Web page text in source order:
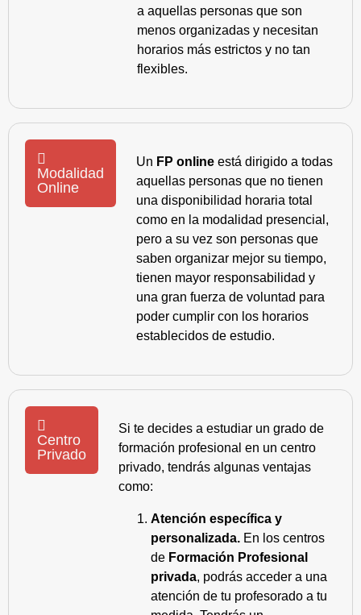
a aquellas personas que son
menos organizadas y necesitan
horarios más estrictos y no tan
flexibles.
Modalidad
Online
Un FP online está dirigido a todas
aquellas personas que no tienen
una disponibilidad horaria total
como en la modalidad presencial,
pero a su vez son personas que
saben organizar mejor su tiempo,
tienen mayor responsabilidad y
una gran fuerza de voluntad para
poder cumplir con los horarios
establecidos de estudio.
Centro
Privado
Si te decides a estudiar un grado de
formación profesional en un centro
privado, tendrás algunas ventajas
como:
Atención específica y
personalizada. En los centros
de Formación Profesional
privada, podrás acceder a una
atención de tu profesorado a tu